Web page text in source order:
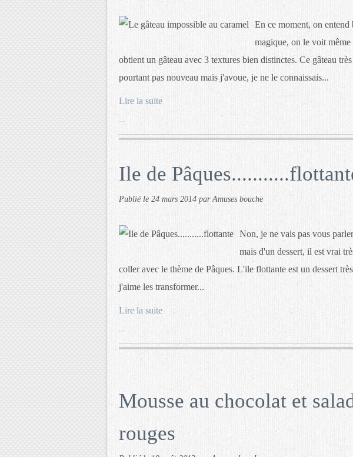
En ce moment, on entend
magique, on le voit
obtient un gâteau avec 3 textures bien distinctes. Ce gâteau
pourtant pas nouveau mais j'avoue, je ne le connaissais...
Lire la suite
Ile de
Publié le 24 mars 2014 par Amuses bouche
Non, je ne vais pas vous
mais d'un dessert, il est vrai
coller avec le thème de Pâques. L'ile flottante est un dessert
j'aime les transformer...
Lire la suite
Mousse au chocolat et
rouges